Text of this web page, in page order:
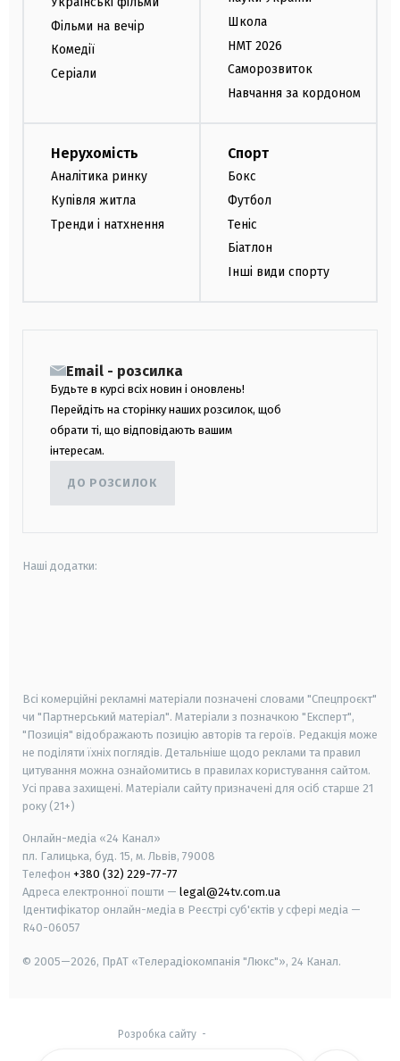
Фільми на вечір
Комедії
Серіали
Школа
НМТ 2026
Саморозвиток
Навчання за кордоном
Нерухомість
Аналітика ринку
Купівля житла
Тренди і натхнення
Спорт
Бокс
Футбол
Теніс
Біатлон
Інші види спорту
Email - розсилка
Будьте в курсі всіх новин і оновлень!
Перейдіть на сторінку наших розсилок, щоб
обрати ті, що відповідають вашим
інтересам.
ДО РОЗСИЛОК
Наші додатки:
Всі комерційні рекламні матеріали позначені словами "Спецпроєкт"
чи "Партнерський матеріал". Матеріали з позначкою "Експерт",
"Позиція" відображають позицію авторів та героїв. Редакція може
не поділяти їхніх поглядів. Детальніше щодо реклами та правил
цитування можна ознайомитись в правилах користування сайтом.
Усі права захищені. Матеріали сайту призначені для осіб старше 21
року (21+)
Онлайн-медіа «24 Канал»
пл. Галицька, буд. 15, м. Львів, 79008
Телефон +380 (32) 229-77-77
Адреса електронної пошти — legal@24tv.com.ua
Ідентифікатор онлайн-медіа в Реєстрі суб'єктів у сфері медіа —
R40-06057
© 2005—2026, ПрАТ «Телерадіокомпанія "Люкс"», 24 Канал.
Розробка сайту-